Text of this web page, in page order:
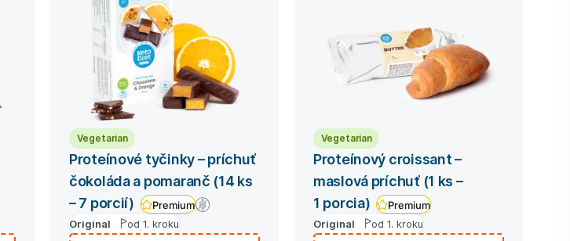
Vegetarian
Proteínové tyčinky – príchuť
čokoláda a pomaranč (14 ks
– 7 porcií)
Premium
Original od 1. kroku
Vegetarian
Proteínový croissant –
maslová príchuť (1 ks –
1 porcia)
Premium
Original od 1. kroku